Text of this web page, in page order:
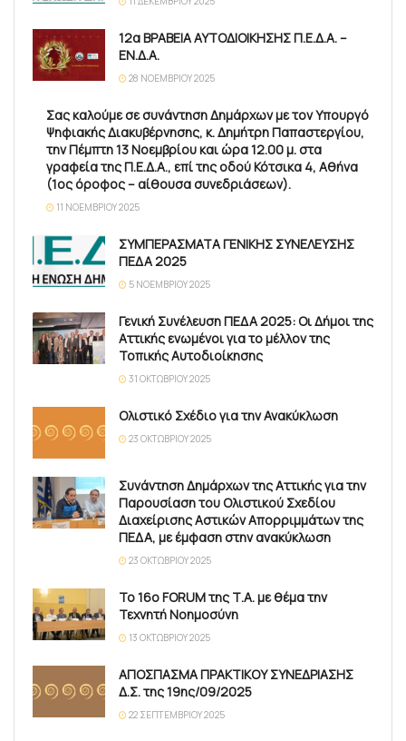
12α ΒΡΑΒΕΙΑ ΑΥΤΟΔΙΟΙΚΗΣΗΣ Π.Ε.Δ.Α. –
ΕΝ.Δ.Α.
28 ΝΟΕΜΒΡΊΟΥ 2025
Σας καλούμε σε συνάντηση Δημάρχων με τον Υπουργό
Ψηφιακής Διακυβέρνησης, κ. Δημήτρη Παπαστεργίου,
την Πέμπτη 13 Νοεμβρίου και ώρα 12.00 μ. στα
γραφεία της Π.Ε.Δ.Α., επί της οδού Κότσικα 4, Αθήνα
(1ος όροφος – αίθουσα συνεδριάσεων).
11 ΝΟΕΜΒΡΊΟΥ 2025
ΣΥΜΠΕΡΑΣΜΑΤΑ ΓΕΝΙΚΗΣ ΣΥΝΕΛΕΥΣΗΣ
ΠΕΔΑ 2025
5 ΝΟΕΜΒΡΊΟΥ 2025
Γενική Συνέλευση ΠΕΔΑ 2025: Οι Δήμοι της
Αττικής ενωμένοι για το μέλλον της
Τοπικής Αυτοδιοίκησης
31 ΟΚΤΩΒΡΊΟΥ 2025
Ολιστικό Σχέδιο για την Ανακύκλωση
23 ΟΚΤΩΒΡΊΟΥ 2025
Συνάντηση Δημάρχων της Αττικής για την
Παρουσίαση του Ολιστικού Σχεδίου
Διαχείρισης Αστικών Απορριμμάτων της
ΠΕΔΑ, με έμφαση στην ανακύκλωση
23 ΟΚΤΩΒΡΊΟΥ 2025
Το 16ο FORUM της Τ.Α. με θέμα την
Τεχνητή Νοημοσύνη
13 ΟΚΤΩΒΡΊΟΥ 2025
ΑΠΟΣΠΑΣΜΑ ΠΡΑΚΤΙΚΟΥ ΣΥΝΕΔΡΙΑΣΗΣ
Δ.Σ. της 19ης/09/2025
22 ΣΕΠΤΕΜΒΡΊΟΥ 2025